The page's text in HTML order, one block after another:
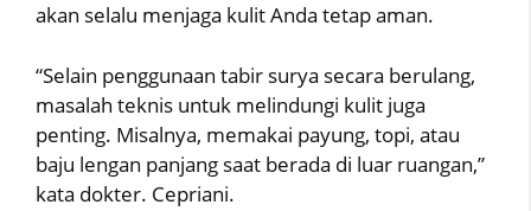
akan selalu menjaga kulit Anda tetap aman.
“Selain penggunaan tabir surya secara berulang,
masalah teknis untuk melindungi kulit juga
penting. Misalnya, memakai payung, topi, atau
baju lengan panjang saat berada di luar ruangan,”
kata dokter. Cepriani.